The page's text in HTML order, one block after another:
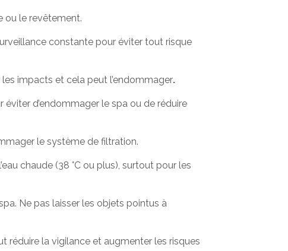
ou le revêtement.
constante pour éviter tout risque
impacts et cela peut l’endommager.
d’endommager le spa ou de réduire
le système de filtration.
chaude (38 °C ou plus), surtout pour les
Ne pas laisser les objets pointus à
réduire la vigilance et augmenter les risques